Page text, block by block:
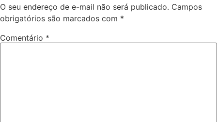
O seu endereço de e-mail não será publicado. Campos
obrigatórios são marcados com *
Comentário *